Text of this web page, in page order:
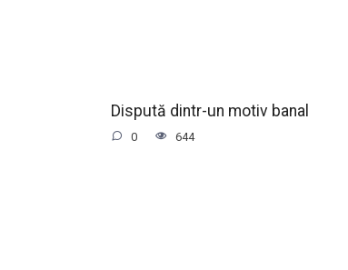
Dispută dintr-un motiv banal
0 644